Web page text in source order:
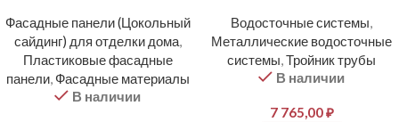
Фасадные панели (Цокольный
сайдинг) для отделки дома,
Пластиковые фасадные
панели, Фасадные материалы
В наличии
Водосточные системы,
Металлические водосточные
системы,Тройник трубы
В наличии
7 765,00₽